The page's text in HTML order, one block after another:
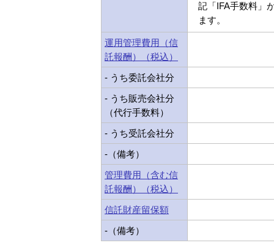
記「IFA手数料」
ます。
運用管理費用（信
託報酬）（税込）
- うち委託会社分
- うち販売会社分
（代行手数料）
- うち受託会社分
-（備考）
管理費用（含む信
託報酬）（税込）
信託財産留保額
-（備考）